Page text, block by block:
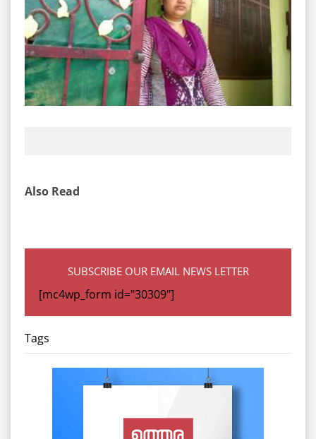
Also Read
SUBSCRIBE OUR EMAIL NEWS LETTER
[mc4wp_form id="30309"]
Tags